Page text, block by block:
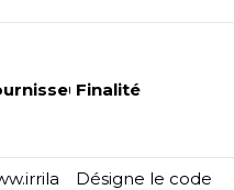
Finalité
Désigne le code